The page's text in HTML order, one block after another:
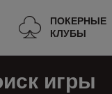
ПОКЕРНЫЕ
КЛУБЫ
игры